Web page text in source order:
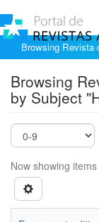
Browsing Revista
Browsing
by Subject
Now showing